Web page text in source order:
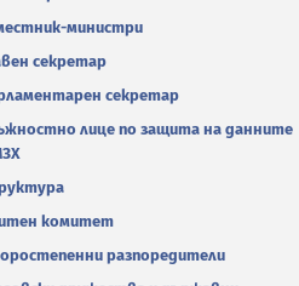
министри
секретар
секретар
лице по защита на данните
комитет
разпоредители